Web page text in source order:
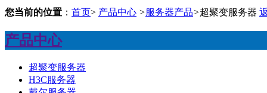
您当前的位置 ： 首页> 产品中心 >服务器产品>超聚变服务器
产品中心
超聚变服务器
H3C服务器